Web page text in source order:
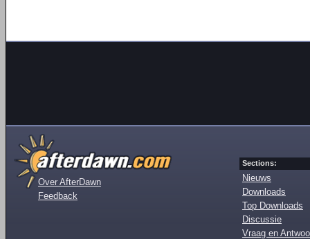
Over AfterDawn
Feedback
Sections:
Nieuws
Downloads
Top Downloads
Discussie
Vraag en